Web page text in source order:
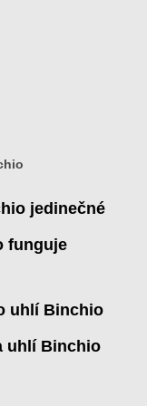
jedinečné
funguje
uhlí Binchio
uhlí Binchio